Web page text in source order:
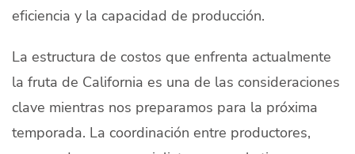
eficiencia y la capacidad de producción.
La estructura de costos que enfrenta actualmente
la fruta de California es una de las consideraciones
clave mientras nos preparamos para la próxima
temporada. La coordinación entre productores,